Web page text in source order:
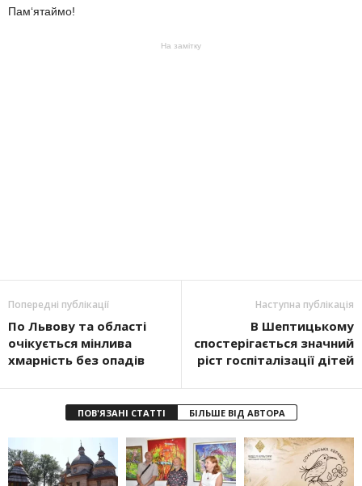
Пам‘ятаймо!
На замітку
Попередні публікації
По Львову та області
очікується мінлива
хмарність без опадів
Наступна публікація
В Шептицькому
спостерігається значний
ріст госпіталізації дітей
ПОВ'ЯЗАНІ СТАТТІ БІЛЬШЕ ВІД АВТОРА